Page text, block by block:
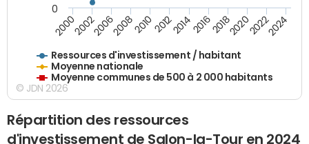
Ressources d'investissement / habitant
Moyenne nationale
Moyenne communes de 500 à 2 000 habitants
200020022006200820102012201420162018202020222024
0
© JDN 2026
Répartition des ressources
d'investissement de Salon-la-Tour en 2024